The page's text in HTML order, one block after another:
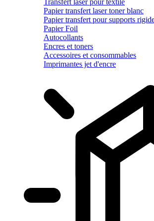
Papier transfert laser toner blanc
Papier transfert pour supports
Papier Foil
Autocollants
Encres et toners
Accessoires et consommables
Imprimantes jet d'encre